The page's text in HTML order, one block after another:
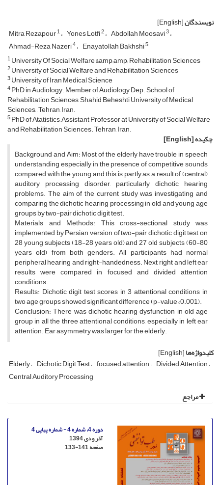
نویسندگان[English]
Mitra Rezapour1 Yones Lotfi2 Abdollah Moosavi3
Ahmad-Reza Nazeri4 Enayatollah Bakhshi5
1University Of Social Welfare &amp;amp; Rehabilitation Sciences
2University of Social Welfare and Rehabilitation Sciences
3University of Iran Medical Science
4PhD in Audiology. Member of Audiology Dep. School of
Rehabilitation Sciences, Shahid Beheshti University of Medical
Sciences, , Tehran, Iran.
5PhD of Atatistics, Assistant Professor at University of Social Welfare
and Rehabilitation Sciences. Tehran, Iran.
چکیده[English]
Background and Aim: Most of the elderly have trouble in speech
understanding especially in the presence of competitive sounds
compared with the young and this is partly as a result of (central)
auditory processing disorder, particularly dichotic hearing
problems. The aim of the current study was investigating and
comparing the dichotic hearing processing in old and young age
groups by two-pair dichotic digit test.
Materials and Methods: This cross-sectional study was
implemented by Persian version of two-pair dichotic digit test on
28 young subjects (18-28 years old) and 27 old subjects (60-80
years old) from both genders. All participants had normal
peripheral hearing and right-handedness. Next, right and left ear
results were compared in focused and divided attention
conditions.
Results: Dichotic digit test scores in 3 attentional conditions in
two age groups showed significant difference (p-value<0.001).
Conclusion: There was dichotic hearing dysfunction in old age
group in all the three attentional conditions, especially in left ear
attention. Ear asymmetry was larger for the elderly.
کلیدواژه‌ها[English]
Elderly Dichotic Digit Test focused attention Divided Attention
Central Auditory Processing
مراجع
دوره 4، شماره 4 - شماره پیاپی 4
آذر و دی 1394
صفحه133-141